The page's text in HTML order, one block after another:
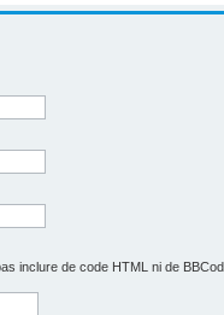
inclure de code HTML ni de